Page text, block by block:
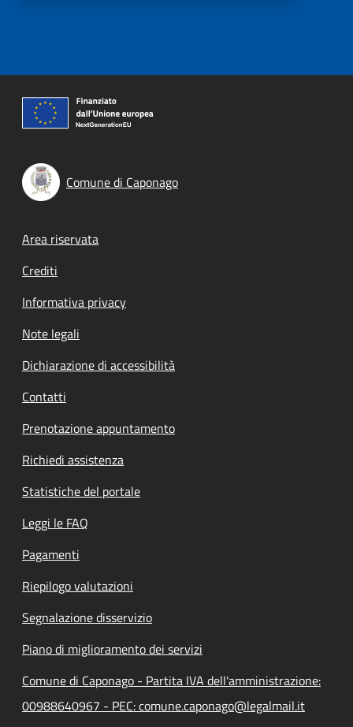
Comune di Caponago
Footer menu
Area riservata
Crediti
Informativa privacy
Note legali
Dichiarazione di accessibilità
Contatti
Prenotazione appuntamento
Richiedi assistenza
Statistiche del portale
Leggi le FAQ
Pagamenti
Riepilogo valutazioni
Segnalazione disservizio
Piano di miglioramento dei servizi
Comune di Caponago - Partita IVA dell'amministrazione:
00988640967 - PEC: comune.caponago@legalmail.it